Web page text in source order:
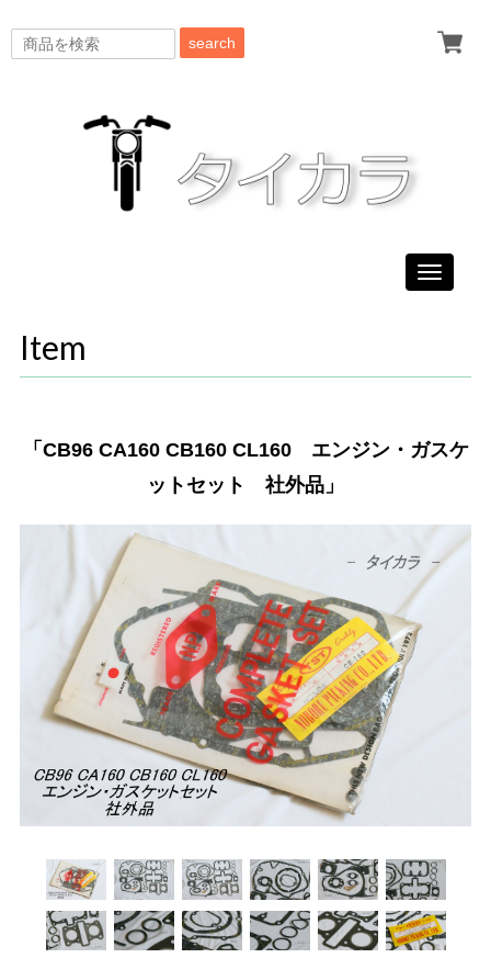
search
Toggle
Item
「CB96 CA160 CB160 CL160 エンジン・ガスケ
ットセット 社外品」